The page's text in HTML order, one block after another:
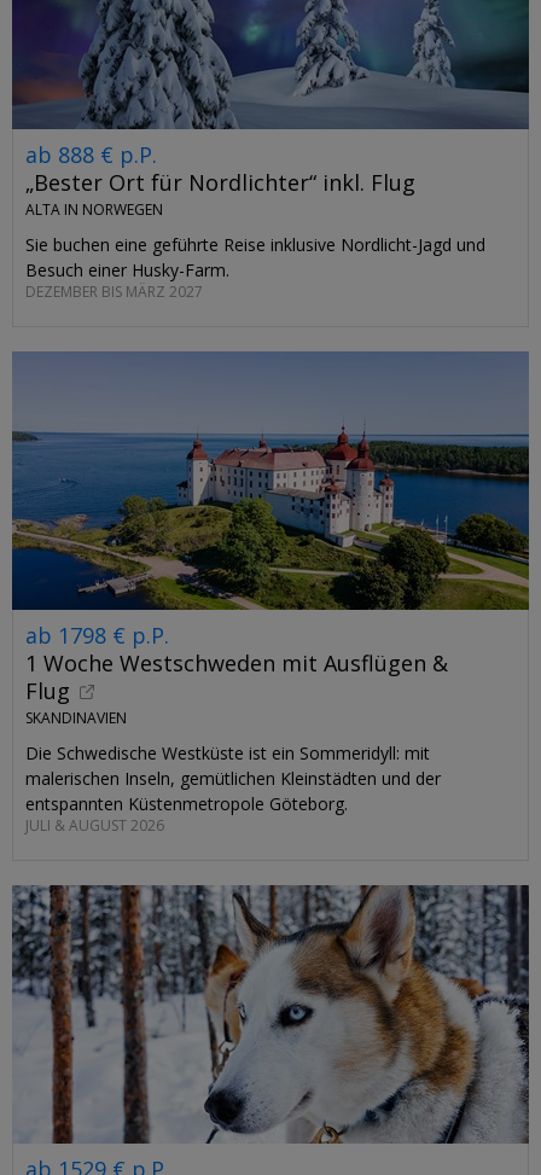
ab 888 € p.P.
„Bester Ort für Nordlichter“ inkl. Flug
ALTA IN NORWEGEN
Sie buchen eine geführte Reise inklusive Nordlicht-Jagd und
Besuch einer Husky-Farm.
DEZEMBER BIS MÄRZ 2027
ab 1798 € p.P.
1 Woche Westschweden mit Ausflügen &
Flug
SKANDINAVIEN
Die Schwedische Westküste ist ein Sommeridyll: mit
malerischen Inseln, gemütlichen Kleinstädten und der
entspannten Küstenmetropole Göteborg.
JULI & AUGUST 2026